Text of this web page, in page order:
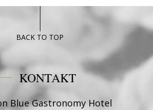
BACK TO TOP
KONTAKT
Blue Gastronomy Hotel